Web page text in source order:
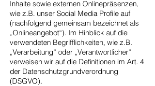
Inhalte sowie externen Onlinepräsenzen,
wie z.B. unser Social Media Profile auf
(nachfolgend gemeinsam bezeichnet als
„Onlineangebot“). Im Hinblick auf die
verwendeten Begrifflichkeiten, wie z.B.
„Verarbeitung“ oder „Verantwortlicher“
verweisen wir auf die Definitionen im Art. 4
der Datenschutzgrundverordnung
(DSGVO).